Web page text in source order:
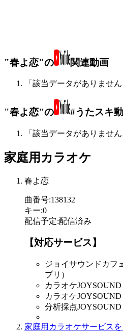
"春よ恋"の 関連動画
「該当データがありません
"春よ恋"の #うたスキ
「該当データがありません
家庭用カラオケ
春よ恋
曲番号:138132
キー:0
配信予定:配信済み
【対応サービス】
ジョイサウンドカフ
プリ）
カラオケJOYSOUND
カラオケJOYSOUND
分析採点JOYSOUND
家庭用カラオケサービスを